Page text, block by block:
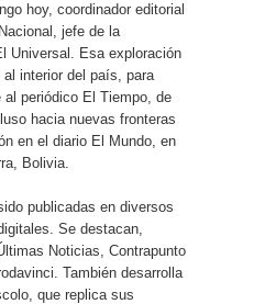
hoy, coordinador editorial
jefe de la
Universal. Esa exploración
interior del país, para
al periódico El Tiempo, de
hacia nuevas fronteras
en el diario El Mundo, en
Bolivia.
publicadas en diversos
Se destacan,
Noticias, Contrapunto
También desarrolla
que replica sus